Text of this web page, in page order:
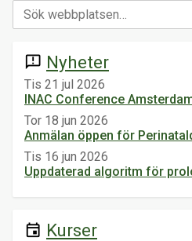
announcement Nyheter
Tis 21 jul 2026
INAC Conference
Tor 18 jun 2026
Anmälan öppen för
Tis 16 jun 2026
Uppdaterad algoritm för
event Kurser